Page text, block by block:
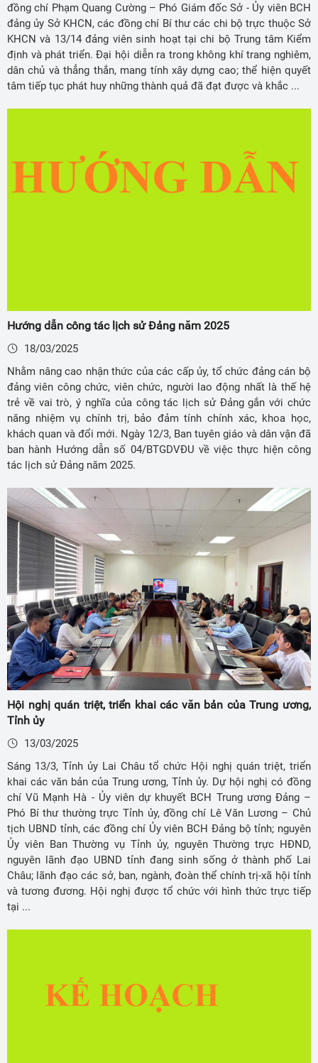
đồng chí Phạm Quang Cường – Phó Giám đốc Sở - Ủy viên BCH
đảng ủy Sở KHCN, các đồng chí Bí thư các chi bộ trực thuộc Sở
KHCN và 13/14 đảng viên sinh hoạt tại chi bộ Trung tâm Kiểm
định và phát triển. Đại hội diễn ra trong không khí trang nghiêm,
dân chủ và thẳng thắn, mang tính xây dựng cao; thể hiện quyết
tâm tiếp tục phát huy những thành quả đã đạt được và khắc ...
Hướng dẫn công tác lịch sử Đảng năm 2025
18/03/2025
Nhằm nâng cao nhận thức của các cấp ủy, tổ chức đảng cán bộ
đảng viên công chức, viên chức, người lao động nhất là thế hệ
trẻ về vai trò, ý nghĩa của công tác lịch sử Đảng gắn với chức
năng nhiệm vụ chính trị, bảo đảm tính chính xác, khoa học,
khách quan và đổi mới. Ngày 12/3, Ban tuyên giáo và dân vận đã
ban hành Hướng dẫn số 04/BTGDVĐU về việc thực hiện công
tác lịch sử Đảng năm 2025.
Hội nghị quán triệt, triển khai các văn bản của Trung ương,
Tỉnh ủy
13/03/2025
Sáng 13/3, Tỉnh ủy Lai Châu tổ chức Hội nghị quán triệt, triển
khai các văn bản của Trung ương, Tỉnh ủy. Dự hội nghị có đồng
chí Vũ Mạnh Hà - Ủy viên dự khuyết BCH Trung ương Đảng –
Phó Bí thư thường trực Tỉnh ủy, đồng chí Lê Văn Lương – Chủ
tịch UBND tỉnh, các đồng chí Ủy viên BCH Đảng bộ tỉnh; nguyên
Ủy viên Ban Thường vụ Tỉnh ủy, nguyên Thường trực HĐND,
nguyên lãnh đạo UBND tỉnh đang sinh sống ở thành phố Lai
Châu; lãnh đạo các sở, ban, ngành, đoàn thể chính trị-xã hội tỉnh
và tương đương. Hội nghị được tổ chức với hình thức trực tiếp
tại ...